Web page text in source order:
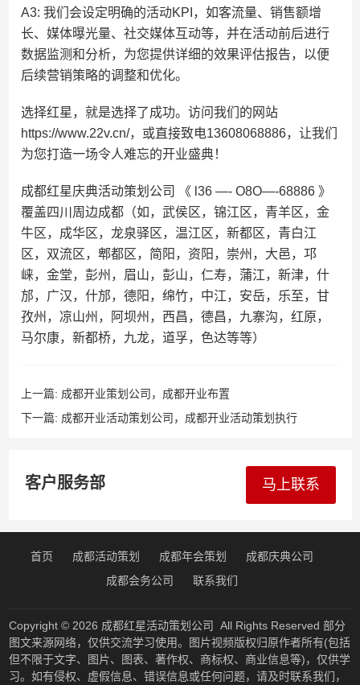
A3: 我们会设定明确的活动KPI，如客流量、销售额增
长、媒体曝光量、社交媒体互动等，并在活动前后进行
数据监测和分析，为您提供详细的效果评估报告，以便
后续营销策略的调整和优化。
选择红星，就是选择了成功。访问我们的网站
https://www.22v.cn/，或直接致电13608068886，让我们
为您打造一场令人难忘的开业盛典！
成都红星庆典活动策划公司 《 l36 —- O8O—-68886 》
覆盖四川周边成都（如，武侯区，锦江区，青羊区，金
牛区，成华区，龙泉驿区，温江区，新都区，青白江
区，双流区，郫都区，简阳，资阳，崇州，大邑，邛
崃，金堂，彭州，眉山，彭山，仁寿，蒲江，新津，什
邡，广汉，什邡，德阳，绵竹，中江，安岳，乐至，甘
孜州，凉山州，阿坝州，西昌，德昌，九寨沟，红原，
马尔康，新都桥，九龙，道孚，色达等等）
上一篇: 成都开业策划公司，成都开业布置
下一篇: 成都开业活动策划公司，成都开业活动策划执行
客户服务部 马上联系
首页 成都活动策划 成都年会策划
成都庆典公司
成都会务公司
联系我们
Copyright © 2026 成都红星活动策划公司 All Rights Reserved 部分
图文来源网络，仅供交流学习使用。图片视频版权归原作者所有(包括
但不限于文字、图片、图表、著作权、商标权、商业信息等)，仅供学
习。如有侵权、虚假信息、错误信息或任何问题，请及时联系我们，